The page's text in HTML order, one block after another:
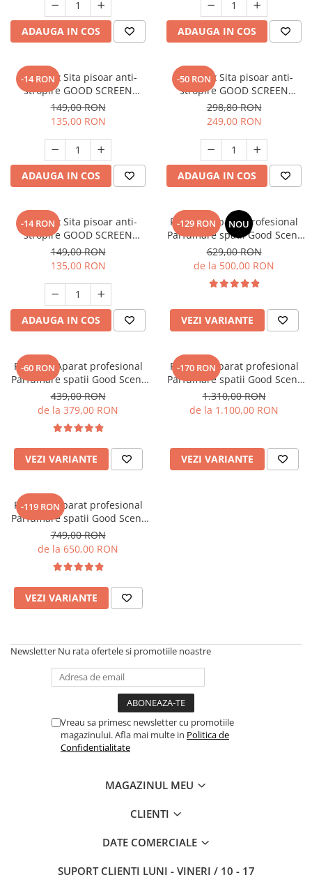
ADAUGA IN COS ADAUGA IN COS
-14 RON
SET: 10 x Sita pisoar anti-
stropire GOOD SCREEN
PowerFresh 30+, Lavender
149,00 RON
135,00 RON
ADAUGA IN COS
-50 RON
SET: 12 x Sita pisoar anti-
stropire GOOD SCREEN
PROScent 60+, Citrus
298,80 RON
249,00 RON
ADAUGA IN COS
-14 RON
SET: 10 x Sita pisoar anti-
stropire GOOD SCREEN
PowerFresh 30+, Citrus
149,00 RON
135,00 RON
ADAUGA IN COS
-129 RON NOU
PACHET: Aparat Profesional
Parfumare spatii Good Scent
GS480, culoare alba cu 500 g
esenta inclusa
629,00 RON
de la 500,00 RON
VEZI VARIANTE
-60 RON
PACHET: Aparat profesional
Parfumare spatii Good Scent
GS 100, culoare alb si negru
cu rezerva inclusa
439,00 RON
de la 379,00 RON
VEZI VARIANTE
-170 RON
PACHET: Aparat profesional
Parfumare spatii Good Scent
GS1500 Luxury, culoare negra,
cu rezerva inclusa
1.310,00 RON
de la 1.100,00 RON
VEZI VARIANTE
-119 RON
PACHET: Aparat profesional
Parfumare spatii Good Scent
GS 100, culoare alb si negru si
5 rezerve de 100 g incluse
749,00 RON
de la 650,00 RON
VEZI VARIANTE
Newsletter Nu rata ofertele si promotiile noastre
Vreau sa primesc newsletter cu promotiile
magazinului. Afla mai multe in Politica de
Confidentialitate
MAGAZINUL MEU
CLIENTI
DATE COMERCIALE
SUPORT CLIENTI LUNI - VINERI / 10 - 17